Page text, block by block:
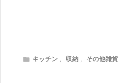
 キッチン 収納 その他雑貨